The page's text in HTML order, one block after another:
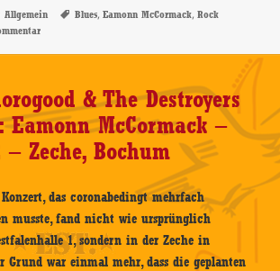
Same
CD-
Kategorien
Allgemein Schlagwörter
Blues,Eamonn McCormack,Rock
zu Eamonn McCormack – Same – CD-Review
& The Destroyers
Eamonn McCormack –
– Zeche, Bochum
Konzert, das coronabedingt mehrfach
musste, fand nicht wie ursprünglich
1, sondern in der Zeche in
Grund war einmal mehr, dass die geplanten